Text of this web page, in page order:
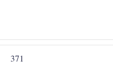
371